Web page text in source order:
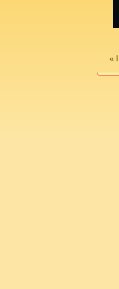
«